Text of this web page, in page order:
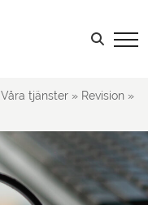
Sök efter:
Våra tjänster » Revision »